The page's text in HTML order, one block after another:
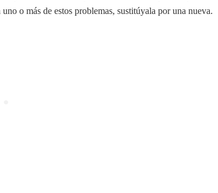
o más de estos problemas, sustitúyala por una nueva.